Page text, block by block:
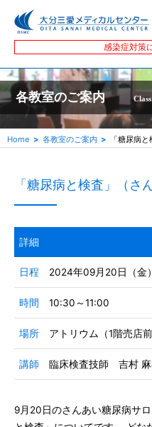
感染症対策
各教室のご案内
Home 各教室のご案内 「糖尿病
「糖尿病と検査」（さ
詳細
日程 2024年09月20日（金）
時間 10:30～11:00
場所 アトリウム（1階売店
講師 臨床検査技師 吉村
9月20日のさんあい糖尿病サ